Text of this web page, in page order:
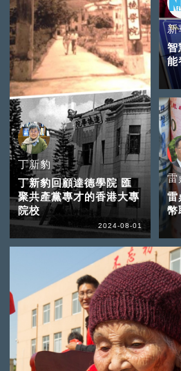
丁新豹
丁新豹回顧達德學院 匯
聚共產黨專才的香港大專
院校
2024-08-01
新
智
能
雷
雷
幣